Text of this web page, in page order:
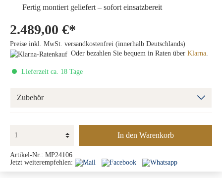
Fertig montiert geliefert – sofort einsatzbereit
2.489,00 €*
Preise inkl. MwSt. versandkostenfrei (innerhalb Deutschlands)
Oder bezahlen Sie bequem in Raten über Klarna.
Lieferzeit ca. 18 Tage
Zubehör
In den Warenkorb
Artikel-Nr.: MP24106
Jetzt weiterempfehlen: